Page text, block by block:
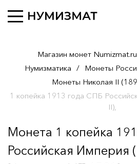
Магазин монет Numizmat.ru
Нумизматика / Монеты
Монеты Николая II
1 копейка 1913 года СПБ
II),
Монета 1 копейка
Российская Империя